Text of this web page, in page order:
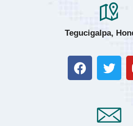
Tegucigalpa,